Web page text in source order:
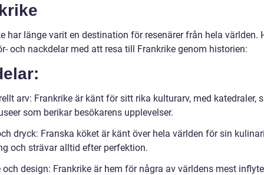
har länge varit en destination för resenärer från hela världen.
och nackdelar med att resa till Frankrike genom historien:
arv: Frankrike är känt för sitt rika kulturarv, med katedraler,
som berikar besökarens upplevelser.
dryck: Franska köket är känt över hela världen för sin
och strävar alltid efter perfektion.
och design: Frankrike är hem för några av världens mest